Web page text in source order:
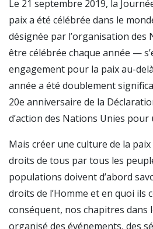
Le 21 septembre 2019, la
paix a été célébrée dans le
désignée par l’organisation des
être célébrée chaque année —
engagement pour la paix au-
année a été doublement
20e anniversaire de la
d’action des Nations Unies pour
Mais créer une culture de la
droits de tous par tous les
populations doivent d’abord
droits de l’Homme et en quoi ils
conséquent, nos chapitres
organisé des événements, des